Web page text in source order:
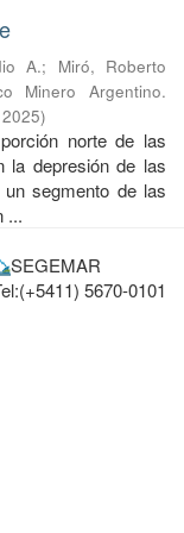
A.; Miró, Roberto
Minero Argentino.
2025)
norte de las
la depresión de las
segmento de las
...
SEGEMAR
5670-0101